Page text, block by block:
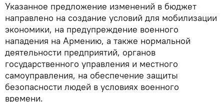
Указанное предложение изменений в бюджет
направлено на создание условий для мобилизации
экономики, на предупреждение военного
нападения на Армению, а также нормальной
деятельности предприятий, органов
государственного управления и местного
самоуправления, на обеспечение защиты
безопасности людей в условиях военного
времени.